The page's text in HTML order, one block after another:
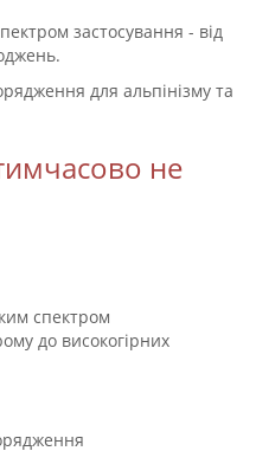
застосування - від
для альпінізму та
не
спектром
до високогірних